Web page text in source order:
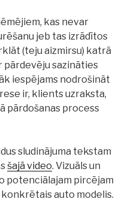
kas nevar
jeb tas izrādītos
(teju aizmirsu) katrā
pārdevēju sazināties
iespējams nodrošināt
ir, klients uzraksta,
pārdošanas process
sludinājuma tekstam
šajā video. Vizuāls un
potenciālajam pircējam
auto modelis.